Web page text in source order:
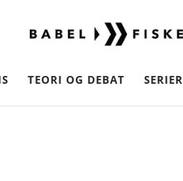
TEORI OG DEBAT SERIER